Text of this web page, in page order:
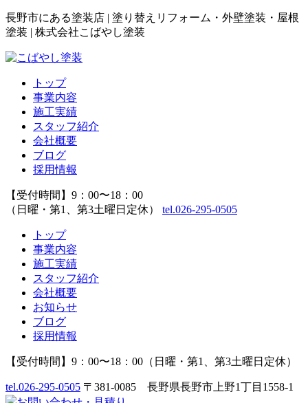
長野市にある塗装店 | 塗り替えリフォーム・外壁塗装・屋根
塗装 | 株式会社こばやし塗装
トップ
事業内容
施工実績
スタッフ紹介
会社概要
ブログ
採用情報
【受付時間】9：00〜18：00
（日曜・第1、第3土曜日定休）
tel.026-295-0505
トップ
事業内容
施工実績
スタッフ紹介
会社概要
お知らせ
ブログ
採用情報
【受付時間】9：00〜18：00（日曜・第1、第3土曜日定休）
tel.026-295-0505 〒381-0085 長野県長野市上野1丁目1558-1